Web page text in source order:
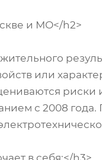
и МО</h2>
или
с 2008
в себя:</h3>